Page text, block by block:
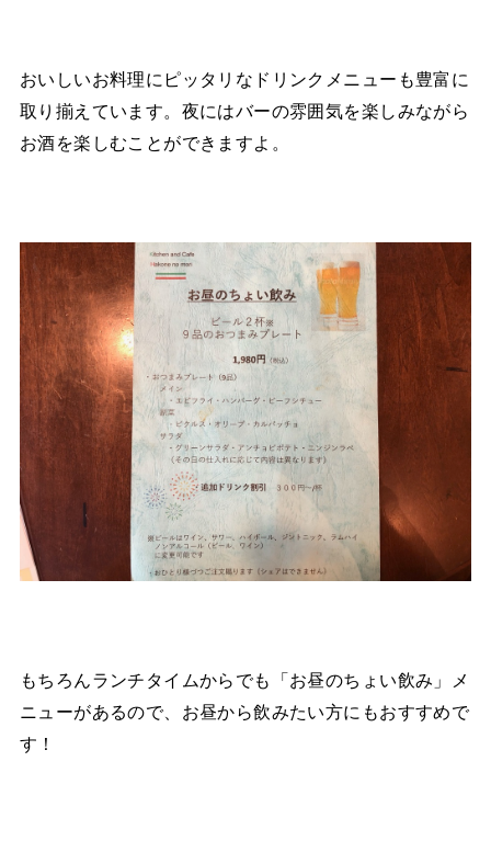
おいしいお料理にピッタリなドリンクメニューも豊富に
取り揃えています。夜にはバーの雰囲気を楽しみながら
お酒を楽しむことができますよ。
もちろんランチタイムからでも「お昼のちょい飲み」メ
ニューがあるので、お昼から飲みたい方にもおすすめで
す！